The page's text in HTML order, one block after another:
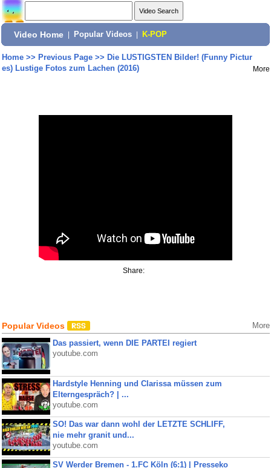
Video Home Popular Videos K-POP
Home>> Previous Page>> Die LUSTIGSTEN Bilder! (Funny Pictur
es) Lustige Fotos zum Lachen (2016)
More
Share:
Popular Videos More
Das passiert, wenn DIE PARTEI regiert
youtube.com
Hardstyle Henning und Clarissa müssen zum
Elterngespräch? | ...
youtube.com
SO! Das war dann wohl der LETZTE SCHLIFF,
nie mehr granit und...
youtube.com
SV Werder Bremen - 1.FC Köln (6:1) | Presseko